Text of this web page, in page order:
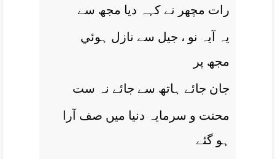
رات مچھر نے کہہ ديا مجھ سے
يہ آيہ نو ، جيل سے نازل ہوئي
مجھ پر
جان جائے ہاتھ سے جائے نہ ست
محنت و سرمايہ دنيا ميں صف آرا
ہو گئے